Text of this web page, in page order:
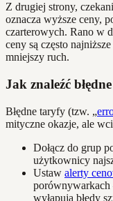
Z drugiej strony,
oznacza wyższe ceny,
czarterowych. Rano w
ceny są często
mniejszy ruch.
Jak znaleźć
Błędne taryfy (tzw. „
mityczne okazje, ale
Dołącz do grup
użytkownicy
Ustaw alerty
porównywarkach
wyłapują błędy